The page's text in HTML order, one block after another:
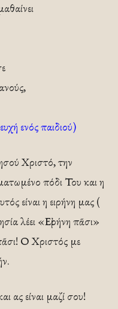
ενός παιδιού)
Χριστό, την
πόδι Του και η
είναι η ειρήνη μας (
λέει «Εἰρήνη πᾶσι»
Ο Χριστός με
ας είναι μαζί σου!